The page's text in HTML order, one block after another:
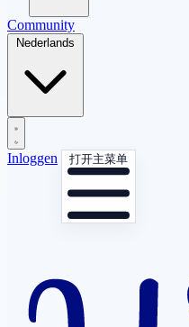
Community
Nederlands
Inloggen 打开主菜单